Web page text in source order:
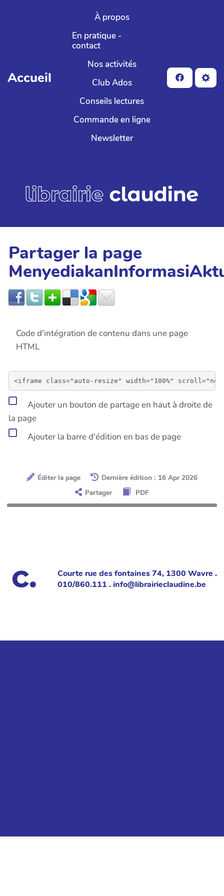
Aller au contenu principal
Accueil
À propos
En pratique -
contact
Nos activités
Club Ados
Conseils lectures
Commande en ligne
Newsletter
Partager la page
Code d'intégration de contenu dans une page
HTML
Ajouter un bouton de partage en haut à droite de
la page
Ajouter la barre d'édition en bas de page
Éditer la page
Dernière édition : 16 Apr 2026
Partager
PDF
Courte rue des fontaines 74, 1300 Wavre .
010/860.111 . info@librairieclaudine.be